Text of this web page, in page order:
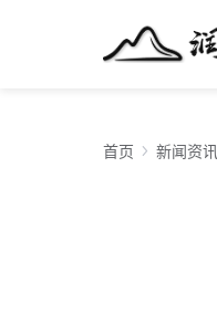
首页 新闻资讯